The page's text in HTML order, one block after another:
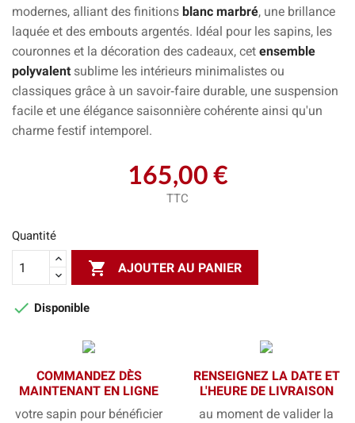
modernes, alliant des finitions blanc marbré, une brillance
laquée et des embouts argentés. Idéal pour les sapins, les
couronnes et la décoration des cadeaux, cet ensemble
polyvalent sublime les intérieurs minimalistes ou
classiques grâce à un savoir‑faire durable, une suspension
facile et une élégance saisonnière cohérente ainsi qu'un
charme festif intemporel.
165,00 €
TTC
Quantité
 AJOUTER AU PANIER
 Disponible
COMMANDEZ DÈS
MAINTENANT EN LIGNE
votre sapin pour bénéficier
RENSEIGNEZ LA DATE ET
L'HEURE DE LIVRAISON
au moment de valider la